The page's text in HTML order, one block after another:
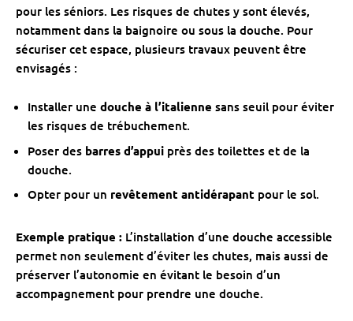
pour les séniors. Les risques de chutes y sont élevés,
notamment dans la baignoire ou sous la douche. Pour
sécuriser cet espace, plusieurs travaux peuvent être
envisagés :
Installer une douche à l’italienne sans seuil pour éviter
les risques de trébuchement.
Poser des barres d’appui près des toilettes et de la
douche.
Opter pour un revêtement antidérapant pour le sol.
Exemple pratique : L’installation d’une douche accessible
permet non seulement d’éviter les chutes, mais aussi de
préserver l’autonomie en évitant le besoin d’un
accompagnement pour prendre une douche.